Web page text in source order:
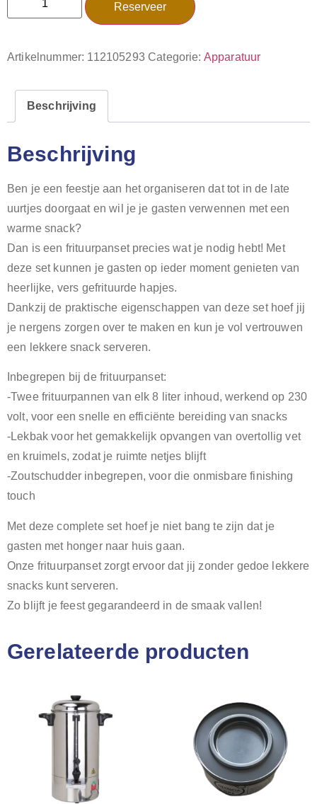
Reserveer
Artikelnummer: 112105293 Categorie: Apparatuur
Beschrijving
Beschrijving
Ben je een feestje aan het organiseren dat tot in de late
uurtjes doorgaat en wil je je gasten verwennen met een
warme snack?
Dan is een frituurpanset precies wat je nodig hebt! Met
deze set kunnen je gasten op ieder moment genieten van
heerlijke, vers gefrituurde hapjes.
Dankzij de praktische eigenschappen van deze set hoef jij
je nergens zorgen over te maken en kun je vol vertrouwen
een lekkere snack serveren.
Inbegrepen bij de frituurpanset:
-Twee frituurpannen van elk 8 liter inhoud, werkend op 230
volt, voor een snelle en efficiënte bereiding van snacks
-Lekbak voor het gemakkelijk opvangen van overtollig vet
en kruimels, zodat je ruimte netjes blijft
-Zoutschudder inbegrepen, voor die onmisbare finishing
touch
Met deze complete set hoef je niet bang te zijn dat je
gasten met honger naar huis gaan.
Onze frituurpanset zorgt ervoor dat jij zonder gedoe lekkere
snacks kunt serveren.
Zo blijft je feest gegarandeerd in de smaak vallen!
Gerelateerde producten